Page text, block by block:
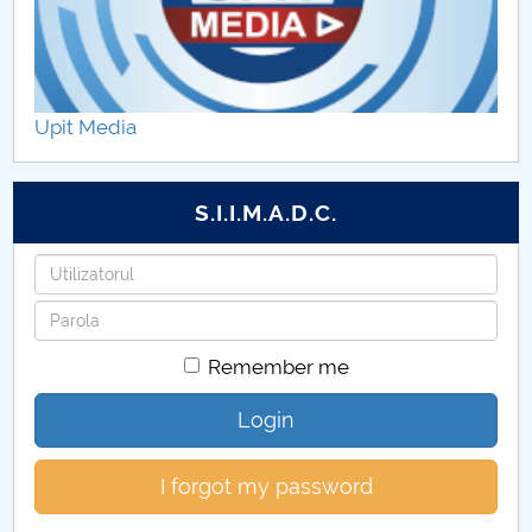
Formare continuă - programe si grade didactice
Proiect PISA
Finalizare studii
Personal didactic
ROMANIAN LANGUAGE PREPARATORY YEAR
Programe de master DSE
Upit Media
S.I.I.M.A.D.C.
Username
Password
Remember me
Login
I forgot my password